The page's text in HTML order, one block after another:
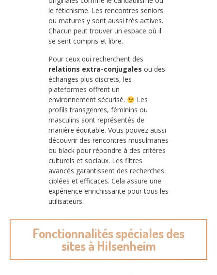
le fétichisme. Les rencontres seniors
ou matures y sont aussi très actives.
Chacun peut trouver un espace où il
se sent compris et libre.
Pour ceux qui recherchent des
relations extra-conjugales ou des
échanges plus discrets, les
plateformes offrent un
environnement sécurisé.
Les
profils transgenres, féminins ou
masculins sont représentés de
manière équitable. Vous pouvez aussi
découvrir des rencontres musulmanes
ou black pour répondre à des critères
culturels et sociaux. Les filtres
avancés garantissent des recherches
ciblées et efficaces. Cela assure une
expérience enrichissante pour tous les
utilisateurs.
Fonctionnalités spéciales des
sites à Hilsenheim